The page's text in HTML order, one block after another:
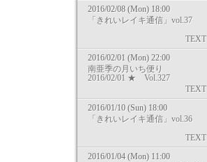
2016/02/08 (Mon) 18:00
「きれいレイキ通信」vol.37
TEXT
2016/02/01 (Mon) 22:00
南亜季の月いち便り
2016/02/01 ★ Vol.327
TEXT
2016/01/10 (Sun) 18:00
「きれいレイキ通信」vol.36
TEXT
2016/01/04 (Mon) 11:00